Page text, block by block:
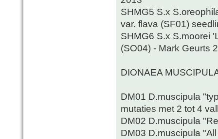
SHMG5 S.x
var. flava (SF01)
SHMG6 S.x S.moorei
(SO04) - Mark Geurts
DIONAEA
DM01 D.muscipula
mutaties met 2 tot 4
DM02 D.muscipula
DM03 D.muscipula